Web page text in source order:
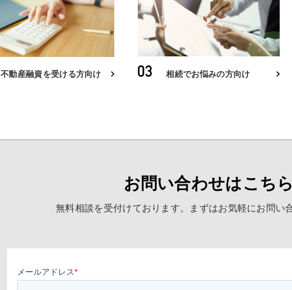
不動産融資を受ける方向け 相続でお悩みの方向け
お問い合わせはこちら
無料相談を受付けております。 まずはお気軽にお問い